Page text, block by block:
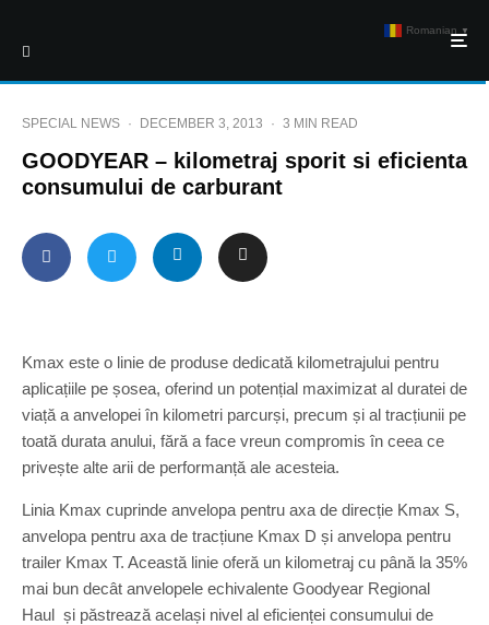
SPECIAL NEWS · DECEMBER 3, 2013 · 3 MIN READ
GOODYEAR – kilometraj sporit si eficienta
consumului de carburant
Kmax este o linie de produse dedicată kilometrajului pentru
aplicațiile pe șosea, oferind un potențial maximizat al duratei de
viață a anvelopei în kilometri parcurși, precum și al tracțiunii pe
toată durata anului, fără a face vreun compromis în ceea ce
privește alte arii de performanță ale acesteia.
Linia Kmax cuprinde anvelopa pentru axa de direcție Kmax S,
anvelopa pentru axa de tracțiune Kmax D și anvelopa pentru
trailer Kmax T. Această linie oferă un kilometraj cu până la 35%
mai bun decât anvelopele echivalente Goodyear Regional
Haul și păstrează același nivel al eficienței consumului de
Romanian ▼